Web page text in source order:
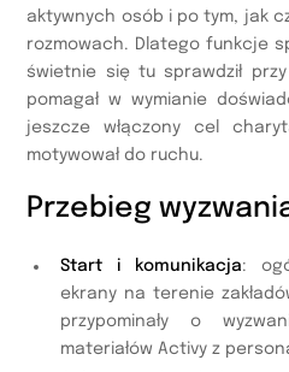
aktywnych osób i po tym, jak
rozmowach. Dlatego funkcje
świetnie się tu sprawdził
pomagał w wymianie
jeszcze włączony cel
motywował do ruchu.
Przebieg
Start i komunikacja:
ekrany na terenie
przypominały o
materiałów Activy z